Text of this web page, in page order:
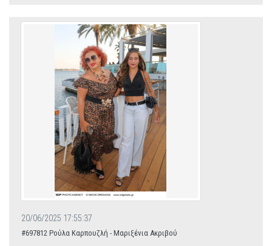
20/06/2025 17:55:37
#697812 Ρούλα Καρπουζλή - Μαριξένια Ακριβού